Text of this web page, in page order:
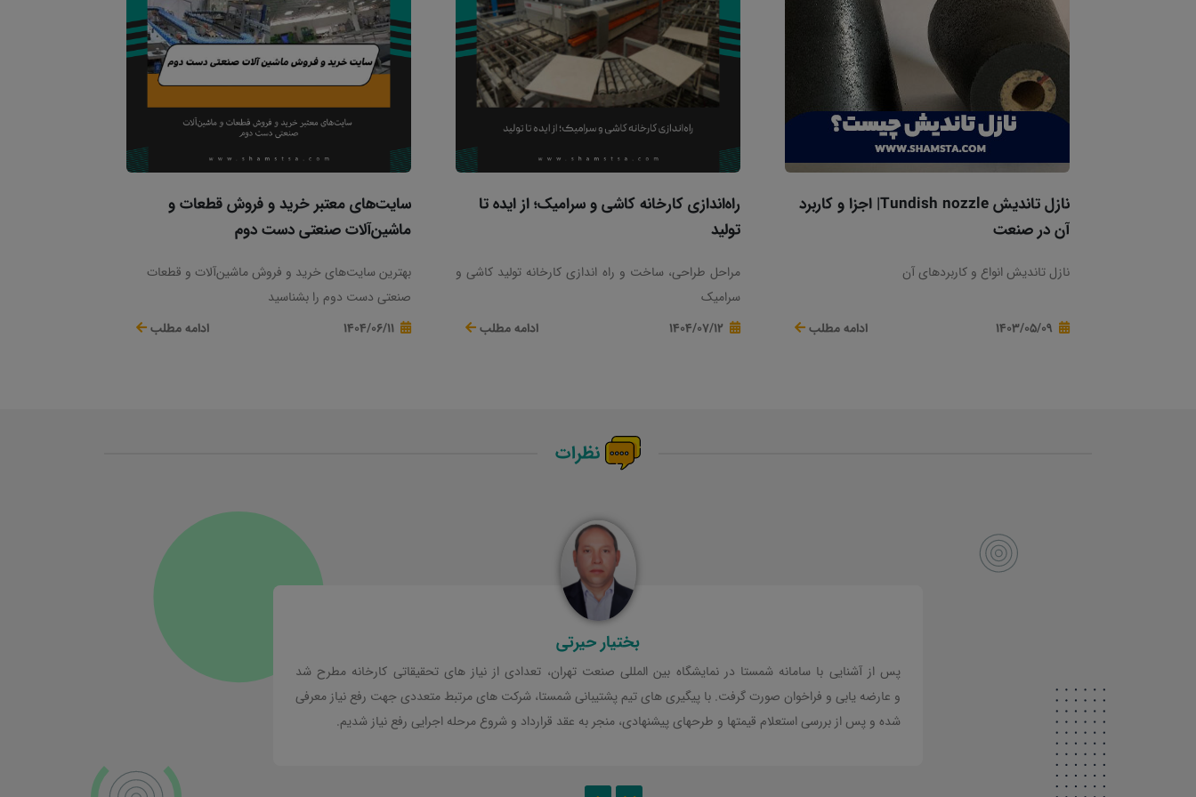
نازل تاندیش Tundish nozzle| اجزا و کاربرد
آن در صنعت
نازل تاندیش انواع و کاربردهای آن
ادامه مطلب
راه‌اندازی کارخانه کاشی و سرامیک؛ از ایده تا
تولید
مراحل طراحی، ساخت و راه اندازی کارخانه تولید کاشی و
سرامیک
ادامه مطلب
سایت‌های معتبر خرید و فروش قطعات و
ماشین‌آلات صنعتی دست دوم
بهترین سایت‌های خرید و فروش ماشین‌آلات و قطعات
صنعتی دست دوم را بشناسید
پلتفرم‌های معتبر ایرانی و خارجی، بررسی مزایا و معایب
ادامه مطلب
نظرات
باشند؛ به آسانی قادرند با همدیگر ارتباط
بختیار حیرتی
پس از آشنایی با سامانه شمستا در نمایشگاه بین المللی صنعت تهران، تعدادی از نیاز های تحقیقاتی کارخانه مطرح شد
و عارضه یابی و فراخوان صورت گرفت. با پیگیری های تیم پشتیبانی شمستا، شرکت های مرتبط متعددی جهت رفع نیاز معرفی
شده و پس از بررسی استعلام قیمتها و طرحهای پیشنهادی، منجر به عقد قرارداد و شروع مرحله اجرایی رفع نیاز شدیم.
از فارغ التحصیلان دانشگاه شریف و مدیر
و از آشنایی و همکاری با سامانه جامع